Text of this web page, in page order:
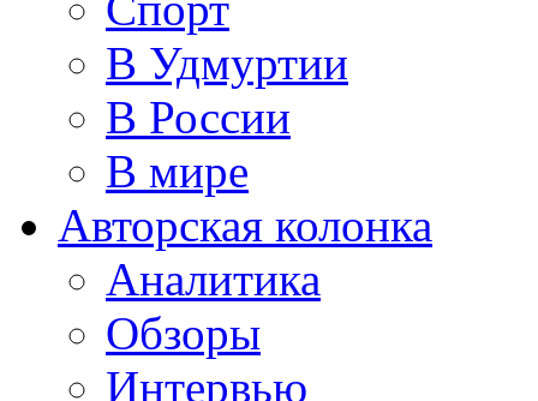
В Удмуртии
В России
В мире
Авторская колонка
Аналитика
Обзоры
Интервью